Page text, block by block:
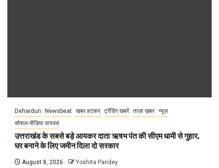
Dehardun Newsbeat खबर हटकर ट्रेंडिंग खबरें ताज़ा ख़बर न्यूज़
सोशल मीडिया वायरल
उत्तराखंड के सबसे बड़े आयकर दाता ऋषभ पंत की सीएम धामी से गुहार,
घर बनाने के लिए जमीन दिला दो सरकार
August 8, 2026 Yoshita Pandey